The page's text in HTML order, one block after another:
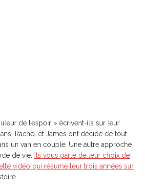
de l’espoir » écrivent-ils sur leur
Rachel et James ont décidé de tout
un van en couple. Une autre approche
de vie. Ils vous parle de leur choix de
vidéo qui résume leur trois années sur